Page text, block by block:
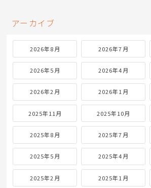
アーカイブ
2026年8月 2026年7月
2026年5月 2026年4月
2026年2月 2026年1月
2025年11月 2025年10月
2025年8月 2025年7月
2025年5月 2025年4月
2025年2月 2025年1月